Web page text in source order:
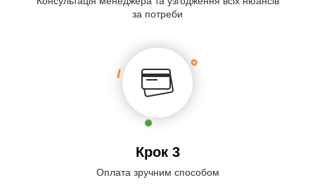
за потреби
Крок 3
Оплата зручним способом